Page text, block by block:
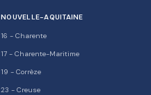
NOUVELLE-AQUITAINE
16 - Charente
17 - Charente-Maritime
19 - Corrèze
23 - Creuse